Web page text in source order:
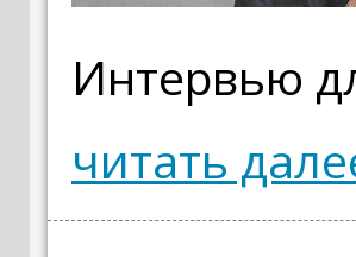
Интервью
читать